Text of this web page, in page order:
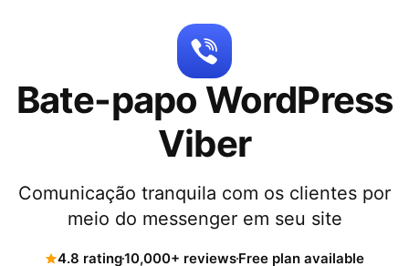
Bate-papo WordPress
Viber
Comunicação tranquila com os clientes por
meio do messenger em seu site
4.8 rating10,000+ reviewsFree plan available